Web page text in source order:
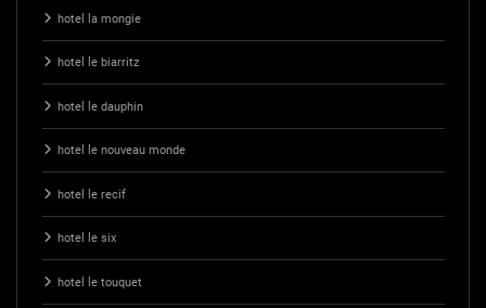
hotel la mongie
hotel le biarritz
hotel le dauphin
hotel le nouveau monde
hotel le recif
hotel le six
hotel le touquet